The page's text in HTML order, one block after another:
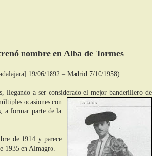
nombre en Alba de Tormes
19/06/1892 – Madrid 7/10/1958).
llegando a ser considerado el mejor banderillero de
ocasiones con
a formar parte de la
de 1914 y parece
1935 en Almagro.